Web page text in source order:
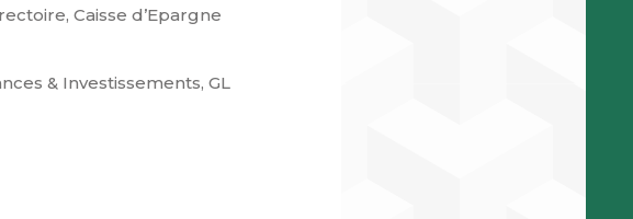
Caisse d’Epargne
& Investissements, GL